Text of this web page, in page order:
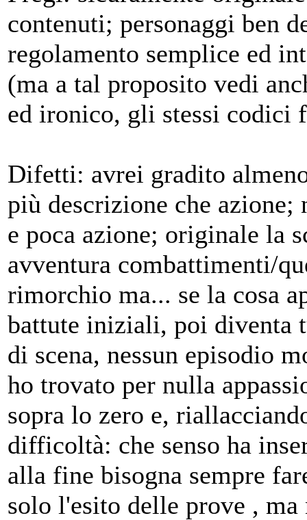
contenuti; personaggi ben
regolamento semplice ed
(ma a tal proposito vedi
ed ironico, gli stessi codici
Difetti: avrei gradito
più descrizione che
e poca azione; originale la
avventura combattimenti/
rimorchio ma... se la cosa
battute iniziali, poi diventa
di scena, nessun episodio
ho trovato per nulla
sopra lo zero e,
difficoltà: che senso ha
alla fine bisogna sempre
solo l'esito delle prove ,